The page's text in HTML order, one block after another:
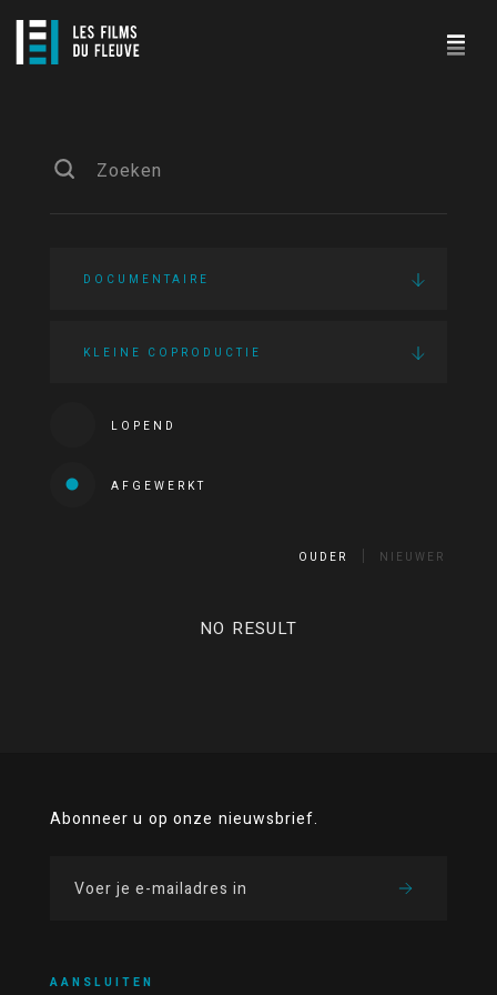
DOCUMENTAIRE
KLEINE COPRODUCTIE
LOPEND
AFGEWERKT
OUDER NIEUWER
NO RESULT
Abonneer u op onze nieuwsbrief.
AANSLUITEN